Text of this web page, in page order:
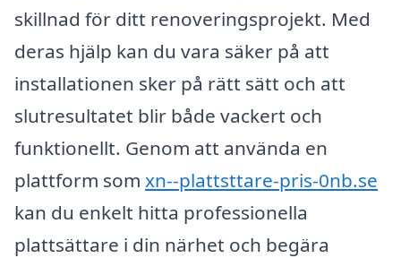
skillnad för ditt renoveringsprojekt. Med
deras hjälp kan du vara säker på att
installationen sker på rätt sätt och att
slutresultatet blir både vackert och
funktionellt. Genom att använda en
plattform som xn--plattsttare-pris-0nb.se
kan du enkelt hitta professionella
plattsättare i din närhet och begära